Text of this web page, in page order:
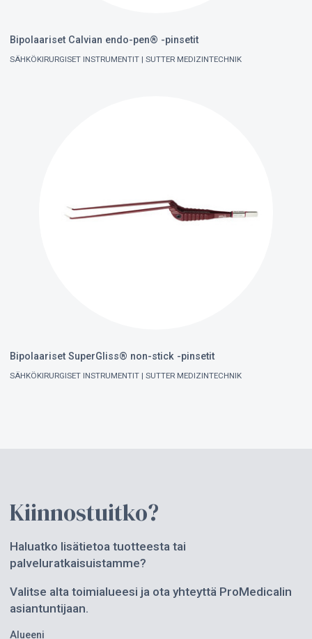
Bipolaariset Calvian endo-pen® -pinsetit
SÄHKÖKIRURGISET INSTRUMENTIT SUTTER MEDIZINTECHNIK
Bipolaariset SuperGliss® non-stick -pinsetit
SÄHKÖKIRURGISET INSTRUMENTIT SUTTER MEDIZINTECHNIK
Kiinnostuitko?
Haluatko lisätietoa tuotteesta tai
palveluratkaisuistamme?
Valitse alta toimialueesi ja ota yhteyttä ProMedicalin
asiantuntijaan.
Alueeni